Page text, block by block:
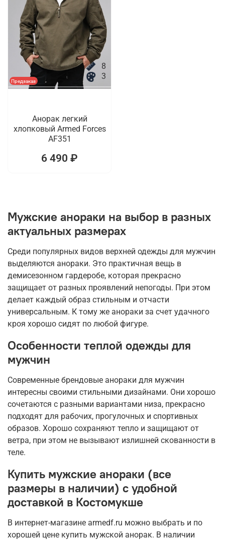
Предзаказ
8
3
Анорак легкий
хлопковый Armed Forces
AF351
6 490 ₽
Мужские анораки на выбор в разных
актуальных размерах
Среди популярных видов верхней одежды для мужчин
выделяются анораки. Это практичная вещь в
демисезонном гардеробе, которая прекрасно
защищает от разных проявлений непогоды. При этом
делает каждый образ стильным и отчасти
универсальным. К тому же анораки за счет удачного
кроя хорошо сидят по любой фигуре.
Особенности теплой одежды для
мужчин
Современные брендовые анораки для мужчин
интересны своими стильными дизайнами. Они хорошо
сочетаются с разными вариантами низа, прекрасно
подходят для рабочих, прогулочных и спортивных
образов. Хорошо сохраняют тепло и защищают от
ветра, при этом не вызывают излишней скованности в
теле.
Купить мужские анораки (все
размеры в наличии) с удобной
доставкой в Костомукше
В интернет-магазине armedf.ru можно выбрать и по
хорошей цене купить мужской анорак. В наличии